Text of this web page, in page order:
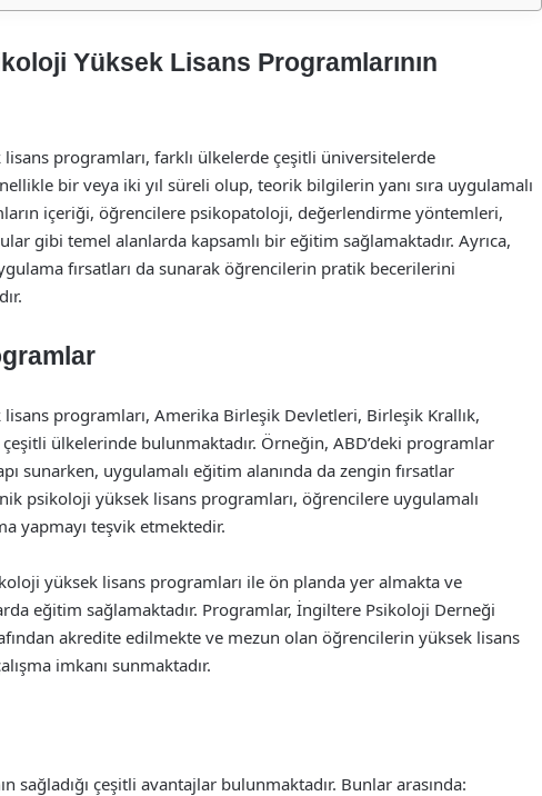
Yüksek Lisans Programlarının
programları, farklı ülkelerde çeşitli üniversitelerde
bir veya iki yıl süreli olup, teorik bilgilerin yanı sıra uygulamalı
içeriği, öğrencilere psikopatoloji, değerlendirme yöntemleri,
gibi temel alanlarda kapsamlı bir eğitim sağlamaktadır. Ayrıca,
fırsatları da sunarak öğrencilerin pratik becerilerini
programları, Amerika Birleşik Devletleri, Birleşik Krallık,
çeşitli ülkelerinde bulunmaktadır. Örneğin, ABD’deki programlar
sunarken, uygulamalı eğitim alanında da zengin fırsatlar
psikoloji yüksek lisans programları, öğrencilere uygulamalı
yapmayı teşvik etmektedir.
yüksek lisans programları ile ön planda yer almakta ve
eğitim sağlamaktadır. Programlar, İngiltere Psikoloji Derneği
akredite edilmekte ve mezun olan öğrencilerin yüksek lisans
imkanı sunmaktadır.
sağladığı çeşitli avantajlar bulunmaktadır. Bunlar arasında: